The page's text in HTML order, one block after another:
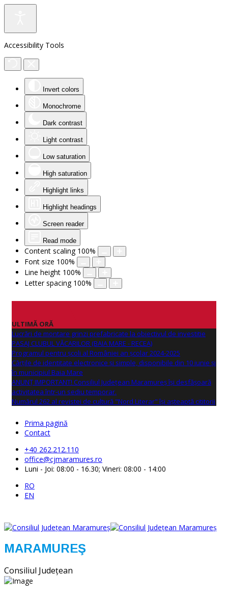
Accessibility Tools
Invert colors
Monochrome
Dark contrast
Light contrast
Low saturation
High saturation
Highlight links
Highlight headings
Screen reader
Read mode
Content scaling 100%
Font size 100%
Line height 100%
Letter spacing 100%
ULTIMĂ ORĂ
Lucrări de montare grinzi prefabricate la obiectivul de investitie
PASAJ CLUBUL VĂCARILOR (BAIA MARE - RECEA)
Programul pentru școli al României an școlar 2024-2025
Cărțile de identitate electronice și simple, disponibile din 10 iunie și
în municipiul Baia Mare
ANUNŢ IMPORTANT! Consiliul Județean Maramureș își desfășoară
activitatea într-un sediu temporar.
Numărul 262 al revistei de cultură "Nord Literar" își așteaptă cititorii
Prima pagină
Contact
+40 262.212.110
office@cjmaramures.ro
Luni - Joi: 08:00 - 16.30; Vineri: 08:00 - 14:00
RO
EN
MARAMUREŞ
Consiliul Judeţean